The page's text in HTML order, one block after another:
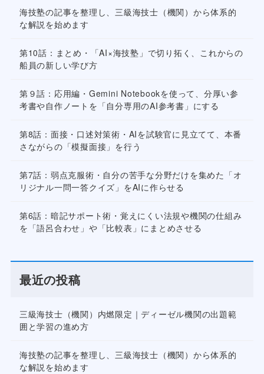
海技塾の記事を整理し、三級海技士（機関）から体系的
な解説を始めます
第10話：まとめ・「AI×海技塾」で切り拓く、これからの
船員の新しい学び方
第９話：応用編・Gemini Notebookを使って、分厚い参
考書や自作ノートを「自分専用のAI参考書」にする
第8話：面接・口述対策術・AIを試験官に見立てて、本番
さながらの「模擬面接」を行う
第7話：弱点克服術・自分の苦手な分野だけを集めた「オ
リジナル一問一答クイズ」をAIに作らせる
第6話：暗記サポート術・覚えにくい法規や機関の仕組み
を「語呂合わせ」や「比較表」にまとめさせる
最近の投稿
三級海技士（機関）内燃限定｜ディーゼル機関の出題範
囲と学習の進め方
海技塾の記事を整理し、三級海技士（機関）から体系的
な解説を始めます